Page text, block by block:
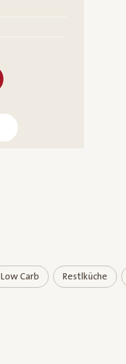
Low Carb Restlküche